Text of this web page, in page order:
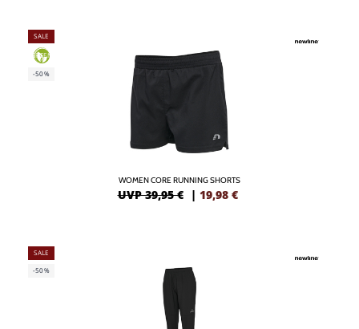
SALE
GREEN
-50%
WOMEN CORE RUNNING SHORTS
UVP 39,95 € | 19,98 €
SALE
-50%